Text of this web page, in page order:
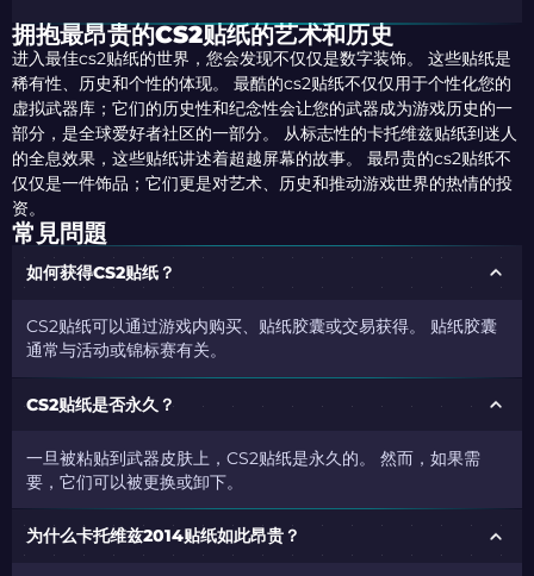
拥抱最昂贵的CS2贴纸的艺术和历史
进入最佳cs2贴纸的世界，您会发现不仅仅是数字装饰。 这些贴纸是
稀有性、历史和个性的体现。 最酷的cs2贴纸不仅仅用于个性化您的
虚拟武器库；它们的历史性和纪念性会让您的武器成为游戏历史的一
部分，是全球爱好者社区的一部分。 从标志性的卡托维兹贴纸到迷人
的全息效果，这些贴纸讲述着超越屏幕的故事。 最昂贵的cs2贴纸不
仅仅是一件饰品；它们更是对艺术、历史和推动游戏世界的热情的投
资。
常見問題
如何获得CS2贴纸？
CS2贴纸可以通过游戏内购买、贴纸胶囊或交易获得。 贴纸胶囊
通常与活动或锦标赛有关。
CS2贴纸是否永久？
一旦被粘贴到武器皮肤上，CS2贴纸是永久的。 然而，如果需
要，它们可以被更换或卸下。
为什么卡托维兹2014贴纸如此昂贵？